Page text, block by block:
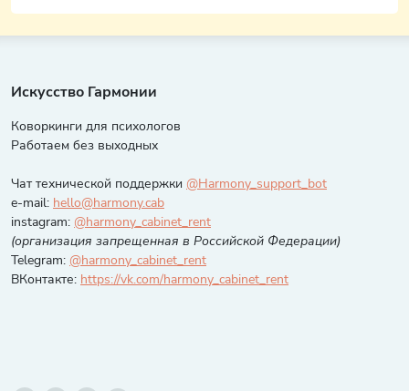
Искусство Гармонии
Коворкинги для психологов
Работаем без выходных
Чат технической поддержки @Harmony_support_bot
e-mail: hello@harmony.cab
instagram: @harmony_cabinet_rent
(организация запрещенная в Российской Федерации)
Telegram: @harmony_cabinet_rent
ВКонтакте: https://vk.com/harmony_cabinet_rent